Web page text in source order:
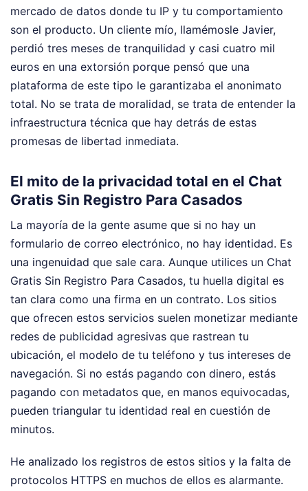
mercado de datos donde tu IP y tu comportamiento
son el producto. Un cliente mío, llamémosle Javier,
perdió tres meses de tranquilidad y casi cuatro mil
euros en una extorsión porque pensó que una
plataforma de este tipo le garantizaba el anonimato
total. No se trata de moralidad, se trata de entender la
infraestructura técnica que hay detrás de estas
promesas de libertad inmediata.
El mito de la privacidad total en el Chat
Gratis Sin Registro Para Casados
La mayoría de la gente asume que si no hay un
formulario de correo electrónico, no hay identidad. Es
una ingenuidad que sale cara. Aunque utilices un Chat
Gratis Sin Registro Para Casados, tu huella digital es
tan clara como una firma en un contrato. Los sitios
que ofrecen estos servicios suelen monetizar mediante
redes de publicidad agresivas que rastrean tu
ubicación, el modelo de tu teléfono y tus intereses de
navegación. Si no estás pagando con dinero, estás
pagando con metadatos que, en manos equivocadas,
pueden triangular tu identidad real en cuestión de
minutos.
He analizado los registros de estos sitios y la falta de
protocolos HTTPS en muchos de ellos es alarmante.